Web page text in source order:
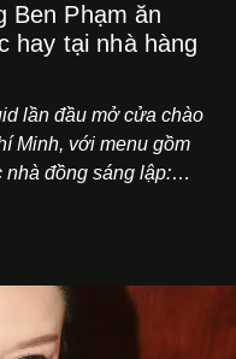
Ben Phạm ăn
hay tại nhà hàng
lần đầu mở cửa chào
Minh, với menu gồm
nhà đồng sáng lập:
chóng được yêu thích